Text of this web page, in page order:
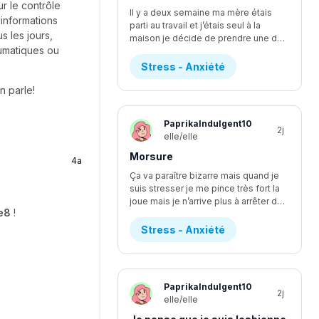
le contrôle
les jours,
ou
parle!
4a
!
Il y a deux semaine ma mère étais
parti au travail et j’étais seul à la
maison je décide de prendre une douche et après je n’arrive pas à sortir j’étais convaincu que qqlq étais dans ma maison j’ai refuser de sortir jusqu’à ce que ma mère revienne car je m’imaginais les pire senario en boucle et n’arrivais pas à m’arrêter j’ai attendu 3heure dans la salle de bain a prote barrer en attendant que ma mère vienne et ce n’ai pas la première fois à chaque soir je dois vérifier 4fois que toute les serrure de ma maison soit barrée car sinon je ne dort pas je ne comprend pas pourquoi ça m’arrive il y a à peine 2 mois je n’avais pas du tt de stress par rapport à ce que qqlq vienne chez nous est ce que je suis la seul? Et est ce que vous avez des idées de comment je pourrait m’en débarrasser
Stress - Anxiété
PaprikaIndulgent10
elle/elle
2j
Morsure
Ça va paraître bizarre mais quand je
suis stresser je me pince très fort la
joue mais je n’arrive plus à arrêter depuis 1ans ça fait 3 ans que je le fait assez régulièrement mais là j’arrive plus à arrêter je saigne et ma peau s’arrache à chaque fois et parfois je ne m’en rend même pas compte et je ne peut pas en parler à mes amie car à chaque fois que j’ai essayer elle fesais des blague a propos de ce que je leur disais et j’aimerais réussir à diminuer mon stress car il m’empêche aussi a dormir car je pense à tous ce qu’il peut arriver je commençais à aller mieux et 2 mois après c’est pire que jamais je ne sais plus quoi faire
Stress - Anxiété
PaprikaIndulgent10
elle/elle
2j